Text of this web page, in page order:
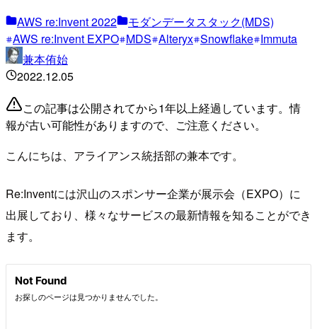
AWS re:Invent 2022
モダンデータスタック(MDS)
AWS re:Invent EXPO MDS Alteryx Snowflake Immuta
兼本侑始
2022.12.05
この記事は公開されてから1年以上経過しています。情
報が古い可能性がありますので、ご注意ください。
こんにちは、アライアンス統括部の兼本です。
Re:Inventには沢山のスポンサー企業が展示会（EXPO）に
出展しており、様々なサービスの最新情報を知ることができ
ます。